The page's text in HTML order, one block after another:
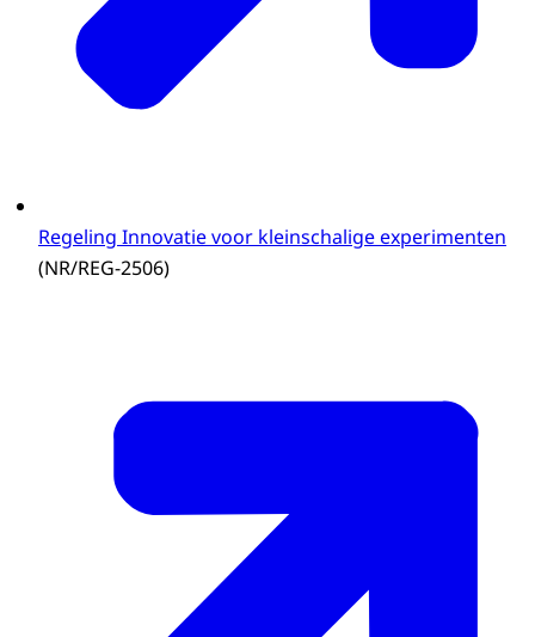
Regeling Innovatie voor kleinschalige experimenten
(NR/REG-2506)